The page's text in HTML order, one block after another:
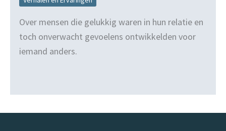
Over mensen die gelukkig waren in hun relatie en
toch onverwacht gevoelens ontwikkelden voor
iemand anders.